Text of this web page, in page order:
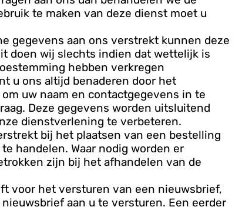
te maken van deze dienst moet u
gegevens aan ons verstrekt kunnen deze
doen wij slechts indien dat wettelijk is
hebben verkregen
u ons altijd benaderen door het
uw naam en contactgegevens in te
Deze gegevens worden uitsluitend
dienstverlening te verbeteren.
bij het plaatsen van een bestelling
handelen. Waar nodig worden er
zijn bij het afhandelen van de
voor het versturen van een nieuwsbrief,
aan u te versturen. Een eerder